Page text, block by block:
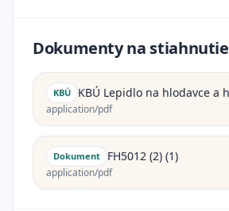
Dokumenty na stiahnutie
KBÚ
application/pdf
Dokument FH5012 (2) (1)
application/pdf